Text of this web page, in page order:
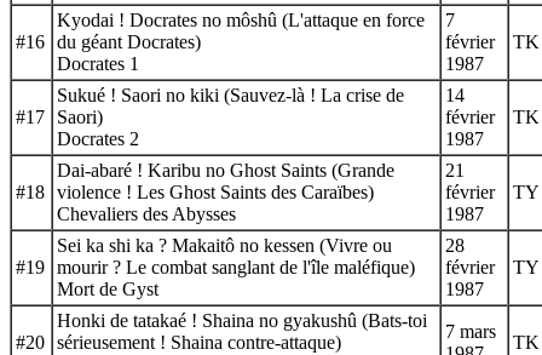
#16
Kyodai ! Docrates no môshû (L'attaque en force
du géant Docrates)
Docrates 1
7
février
1987
TK
#17
Sukué ! Saori no kiki (Sauvez-là ! La crise de
Saori)
Docrates 2
14
février
1987
TK
#18
Dai-abaré ! Karibu no Ghost Saints (Grande
violence ! Les Ghost Saints des Caraïbes)
Chevaliers des Abysses
21
février
1987
TY
#19
Sei ka shi ka ? Makaitô no kessen (Vivre ou
mourir ? Le combat sanglant de l'île maléfique)
Mort de Gyst
28
février
1987
TY
#20
Honki de tatakaé ! Shaina no gyakushû (Bats-toi
sérieusement ! Shaina contre-attaque)
7 mars
TK